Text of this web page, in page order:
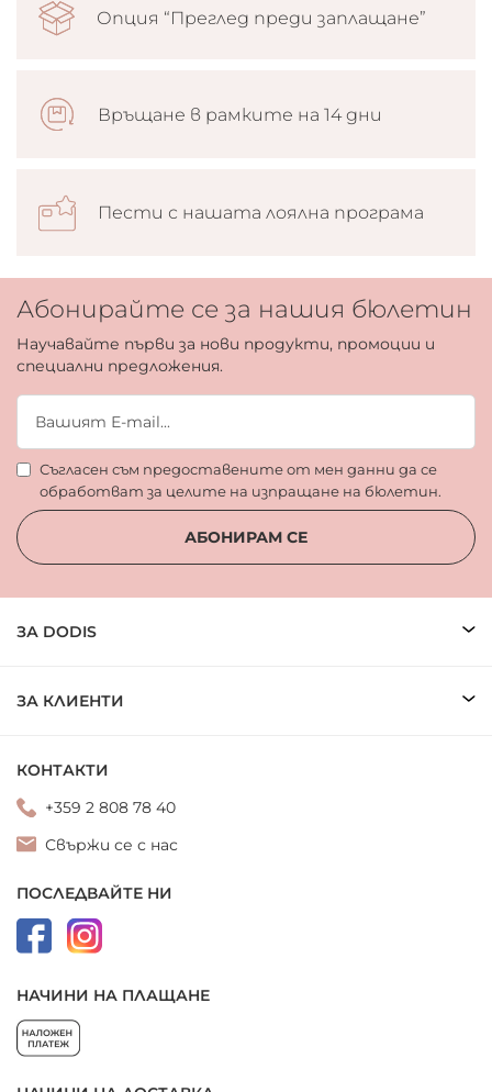
Опция “Преглед преди заплащане”
Връщане в рамките на 14 дни
Пести с нашата лоялна програма
Абонирайте се за нашия бюлетин
Научавайте първи за нови продукти, промоции и
специални предложения.
Съгласен съм предоставените от мен данни да се
обработват за целите на изпращане на бюлетин.
АБОНИРАМ СЕ
ЗА DODIS
ЗА КЛИЕНТИ
КОНТАКТИ
+359 2 808 78 40
Свържи се с нас
ПОСЛЕДВАЙТЕ НИ
НАЧИНИ НА ПЛАЩАНЕ